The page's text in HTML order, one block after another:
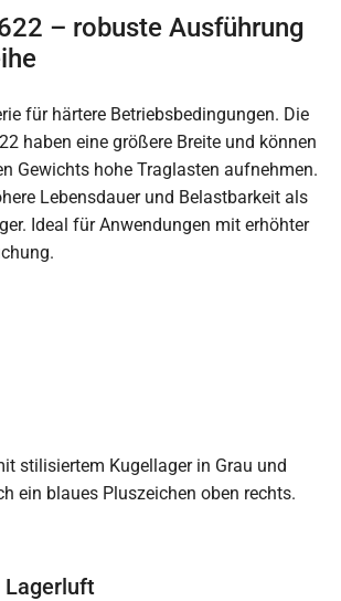
– robuste Ausführung
für härtere Betriebsbedingungen. Die
haben eine größere Breite und können
Gewichts hohe Traglasten aufnehmen.
Lebensdauer und Belastbarkeit als
Ideal für Anwendungen mit erhöhter
Lagerluft